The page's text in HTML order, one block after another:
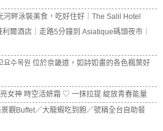
河畔泳裝美食，吃好住好｜The Salil Hotel
爾酒店｜走路5分鐘到 Asiatique碼頭夜市｜
요수목원 位於京畿道，如詩如畫的各色楓葉好
女神 時空活妍霜 ♡ 一抹拉提 綻放青春能量
觀Buffet／大龍蝦吃到飽／號稱全台自助餐